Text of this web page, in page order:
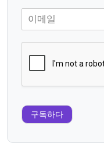
구독하다